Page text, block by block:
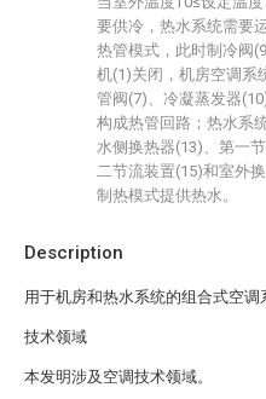
Description
用于机房和热水系统的组合式空调
技术领域
本发明涉及空调技术领域。
要供冷，热水系统需要
热管模式，此时制冷阀
机(1)关闭，机房空调系
管阀(7)、冷凝蒸发器
构成热管回路；热水系
水侧换热器(13)、第一
二节流装置(15)和室外
制热模式提供热水。